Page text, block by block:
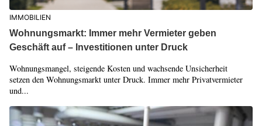
IMMOBILIEN
Wohnungsmarkt: Immer mehr Vermieter geben
Geschäft auf – Investitionen unter Druck
Wohnungsmangel, steigende Kosten und wachsende Unsicherheit
setzen den Wohnungsmarkt unter Druck. Immer mehr Privatvermieter
und...